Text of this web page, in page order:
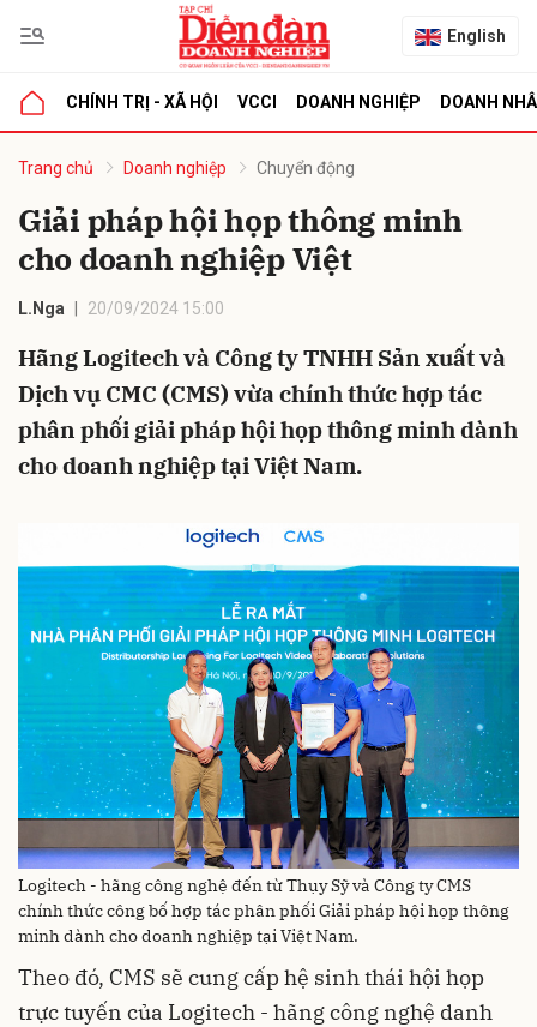
English
CHÍNH TRỊ - XÃ HỘI VCCI DOANH NGHIỆP DOANH
Trang chủ Doanh nghiệp Chuyển động
Giải pháp hội họp thông minh
cho doanh nghiệp Việt
L.Nga 20/09/2024 15:00
Hãng Logitech và Công ty TNHH Sản xuất và
Dịch vụ CMC (CMS) vừa chính thức hợp tác
phân phối giải pháp hội họp thông minh dành
cho doanh nghiệp tại Việt Nam.
Logitech - hãng công nghệ đến từ Thụy Sỹ và Công ty CMS
chính thức công bố hợp tác phân phối Giải pháp hội họp thông
minh dành cho doanh nghiệp tại Việt Nam.
Theo đó, CMS sẽ cung cấp hệ sinh thái hội họp
trực tuyến của Logitech - hãng công nghệ danh
luận
Hủy